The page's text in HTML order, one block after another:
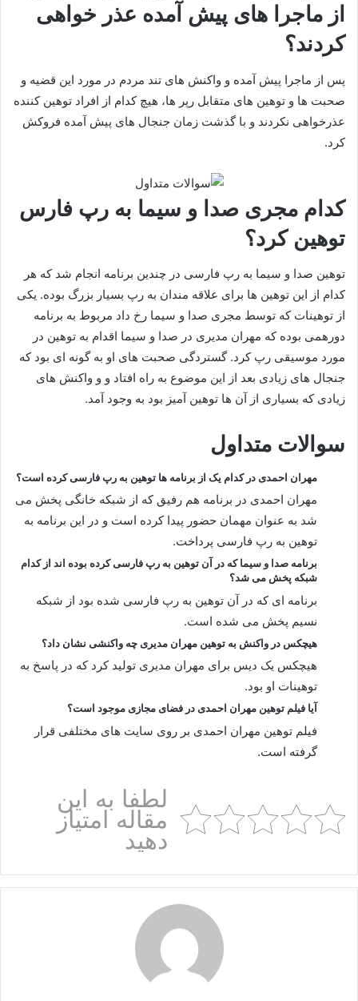
از ماجرا های پیش آمده عذر خواهی
کردند؟
پس از ماجرا پیش آمده و واکنش های تند مردم در مورد این قضیه و
صحبت ها و توهین های متقابل رپر ها، هیچ کدام از افراد توهین کننده
عذرخواهی نکردند و با گذشت زمان جنجال های پیش آمده فروکش
کرد.
کدام مجری صدا و سیما به رپ فارس
توهین کرد؟
توهین صدا و سیما به رپ فارسی در چندین برنامه انجام شد که هر
کدام از این توهین ها برای علاقه مندان به رپ بسیار بزرگ بوده. یکی
از توهینات که توسط مجری صدا و سیما رخ داد مربوط به برنامه
دورهمی بوده که مهران مدیری در صدا و سیما اقدام به توهین در
مورد موسیقی رپ کرد. گستردگی صحبت های او به گونه ای بود که
جنجال های زیادی بعد از این موضوع به راه افتاد و و واکنش های
زیادی که بسیاری از آن ها توهین آمیز بود به وجود آمد.
سوالات متداول
مهران احمدی در کدام یک از برنامه ها توهین به رپ فارسی کرده است؟
مهران احمدی در برنامه هم رفیق که از شبکه خانگی پخش می
شد به عنوان مهمان حضور پیدا کرده است و در این برنامه به
توهین به رپ فارسی پرداخت.
برنامه صدا و سیما که در آن توهین به رپ فارسی کرده بوده اند از کدام
شبکه پخش می شد؟
برنامه ای که در آن توهین به رپ فارسی شده بود از شبکه
نسیم پخش می شده است.
هیچکس در واکنش به توهین مهران مدیری چه واکنشی نشان داد؟
هیچکس یک دیس برای مهران مدیری تولید کرد که در پاسخ به
توهینات او بود.
آیا فیلم توهین مهران احمدی در فضای مجازی موجود است؟
فیلم توهین مهران احمدی بر روی سایت های مختلفی قرار
گرفته است.
لطفا به این
مقاله امتیاز
دهید